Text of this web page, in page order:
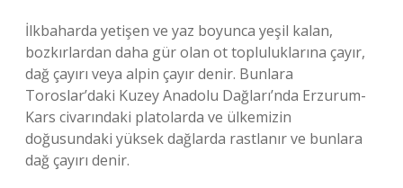
İlkbaharda yetişen ve yaz boyunca yeşil kalan,
bozkırlardan daha gür olan ot topluluklarına çayır,
dağ çayırı veya alpin çayır denir. Bunlara
Toroslar’daki Kuzey Anadolu Dağları’nda Erzurum-
Kars civarındaki platolarda ve ülkemizin
doğusundaki yüksek dağlarda rastlanır ve bunlara
dağ çayırı denir.